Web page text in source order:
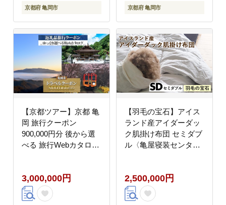
京都府 亀岡市 京都府 亀岡市
【京都ツアー】京都 亀
岡 旅行クーポン
900,000円分 後から選
べる 旅行Webカタログ
家族 ギフト 宿 旅館 ホ
テル 老舗 予約 トラベ
ル 旅行券 宿泊券
3,000,000円
【羽毛の宝石】アイス
ランド産アイダーダッ
ク肌掛け布団 セミダブ
ル〈亀屋寝装センタ
内生産 掛け布団 羽毛布
団 ダウン 稀少 高級 羽
毛》
2,500,000円